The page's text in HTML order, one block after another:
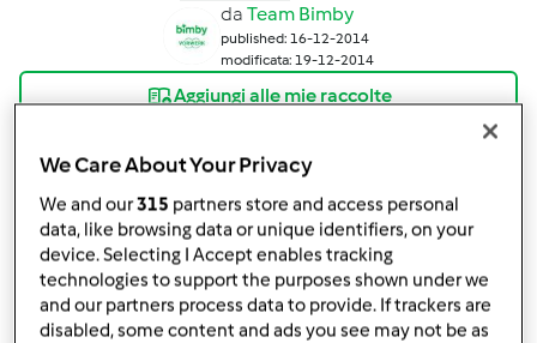
da Team Bimby
published: 16-12-2014
modificata: 19-12-2014
Aggiungi alle mie raccolte
We Care About Your Privacy
We and our315 partners store and access personal
data, like browsing data or unique identifiers, on your
device. Selecting I Accept enables tracking
technologies to support the purposes shown under we
and our partners process data to provide. If trackers are
disabled, some content and ads you see may not be as